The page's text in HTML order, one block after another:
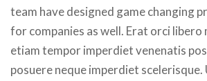
team have designed game changing
for companies as well. Erat orci libero
etiam tempor imperdiet venenatis
posuere neque imperdiet scelerisque.